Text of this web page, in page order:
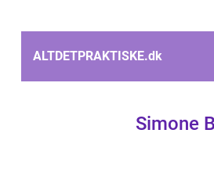
ALTDETPRAKTISKE.dk
Simone B